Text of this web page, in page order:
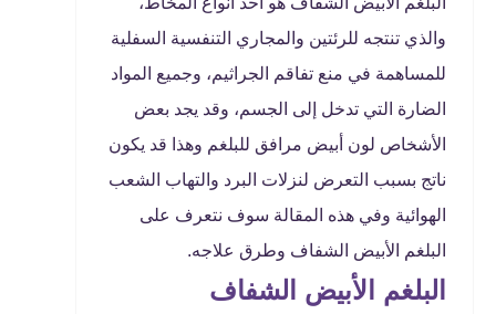
والذي تنتجه للرئتين والمجاري التنفسية السفلية
للمساهمة في منع تفاقم الجراثيم، وجميع المواد
الضارة التي تدخل إلى الجسم، وقد يجد بعض
الأشخاص لون أبيض مرافق للبلغم وهذا قد يكون
ناتج بسبب التعرض لنزلات البرد والتهاب الشعب
الهوائية وفي هذه المقالة سوف نتعرف على
البلغم الأبيض الشفاف وطرق علاجه.
البلغم الأبيض الشفاف